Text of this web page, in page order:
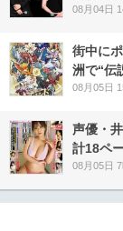
08月04日
街中に
洲で“伝
08月05日
声優・
計18ペ
08月05日